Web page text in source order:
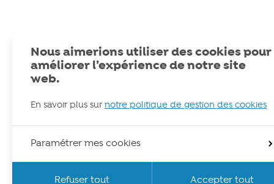
Nous aimerions utiliser des cookies pour
améliorer l’expérience de notre site
web.
En savoir plus surnotre politique de gestion des cookies
Paramétrer mes cookies
Refuser tout Accepter tout